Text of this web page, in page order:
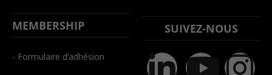
MEMBERSHIP
- Formulaire d’adhésion
SUIVEZ-NOUS